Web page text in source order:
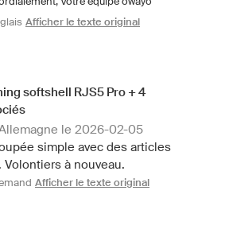
Afficher le texte original
softshell RJS5 Pro + 4
le 2026-02-05
simple avec des articles
à nouveau.
Afficher le texte original